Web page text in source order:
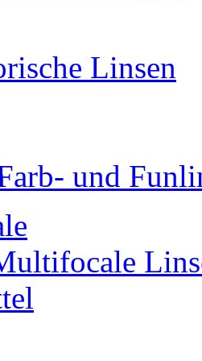
Linsen
und